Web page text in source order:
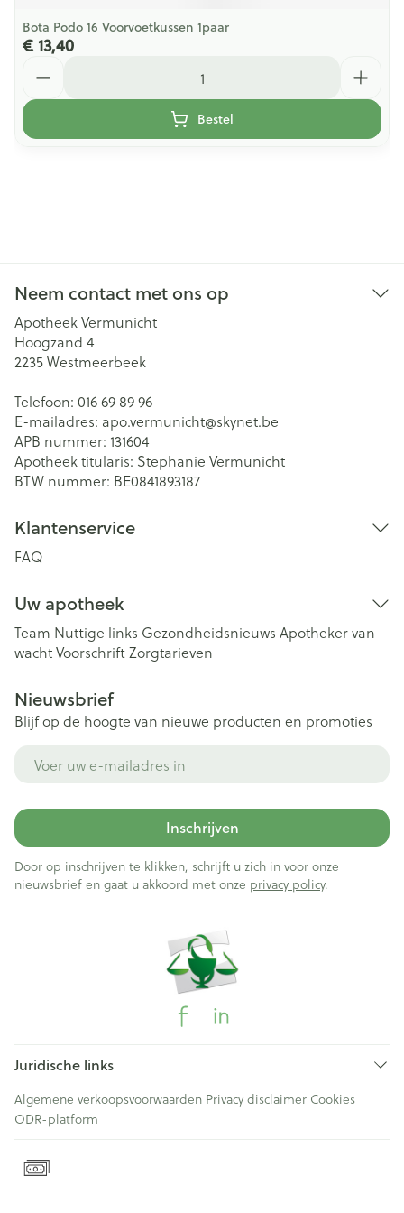
Bota Podo 16 Voorvoetkussen 1paar
€ 13,40
Bestel
Neem contact met ons op
Apotheek Vermunicht
Hoogzand 4
2235Westmeerbeek
Telefoon: 016 69 89 96
E-mailadres: apo.vermunicht@skynet.be
APB nummer: 131604
Apotheek titularis: Stephanie Vermunicht
BTW nummer: BE0841893187
Klantenservice
FAQ
Uw apotheek
Team Nuttige links Gezondheidsnieuws Apotheker van
wachtVoorschriftZorgtarieven
Nieuwsbrief
Blijf op de hoogte van nieuwe producten en promoties
Inschrijven
Door op inschrijven te klikken, schrijft u zich in voor onze
nieuwsbrief en gaat u akkoord met onze privacy policy.
Juridische links
Algemene verkoopsvoorwaarden Privacy disclaimer Cookies
ODR-platform